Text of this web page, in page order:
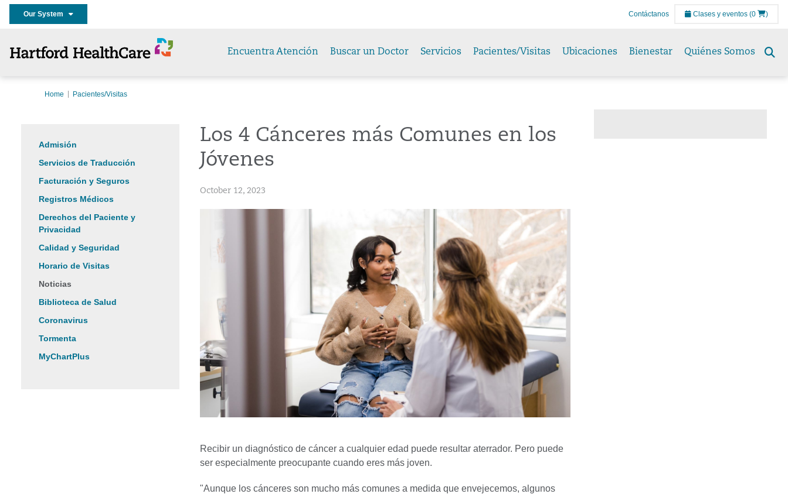
Our System Contáctanos Clases y eventos (0 )
Encuentra Atención Buscar un Doctor Servicios Pacientes/Visitas Ubicaciones Bienestar Quiénes Somos
Home Pacientes/Visitas
Admisión
Servicios de Traducción
Facturación y Seguros
Registros Médicos
Derechos del Paciente y
Privacidad
Calidad y Seguridad
Horario de Visitas
Noticias
Biblioteca de Salud
Coronavirus
Tormenta
MyChartPlus
Los 4 Cánceres más Comunes en los
Jóvenes
October 12, 2023
Recibir un diagnóstico de cáncer a cualquier edad puede resultar aterrador. Pero puede
ser especialmente preocupante cuando eres más joven.
"Aunque los cánceres son mucho más comunes a medida que envejecemos, algunos